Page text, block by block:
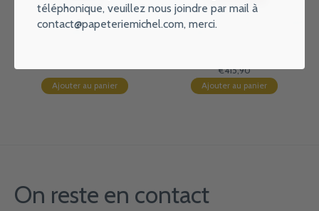
LEFRANC BOURGEOIS Huile
Lefranc 20Ml Gris De Payne
Ajouter au panier
REMBRANDT Couleurs à l’huile
set coffret bois Master 10 x 15
€415,90
Ajouter au panier
On reste en contact
téléphonique, veuillez nous joindre par mail à
contact@papeteriemichel.com, merci.